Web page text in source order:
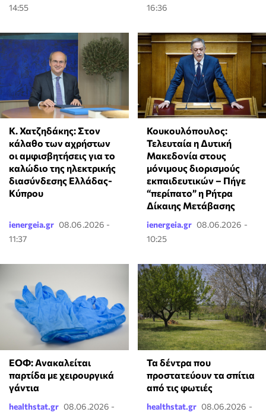
14:55
16:36
Κ. Χατζηδάκης: Στον
κάλαθο των αχρήστων
οι αμφισβητήσεις για το
καλώδιο της ηλεκτρικής
διασύνδεσης Ελλάδας-
Κύπρου
ienergeia.gr 08.06.2026 -
11:37
Κουκουλόπουλος:
Τελευταία η Δυτική
Μακεδονία στους
μόνιμους διορισμούς
εκπαιδευτικών – Πήγε
“περίπατο” η Ρήτρα
Δίκαιης Μετάβασης
ienergeia.gr 08.06.2026 -
10:25
ΕΟΦ: Ανακαλείται
παρτίδα με χειρουργικά
γάντια
healthstat.gr 08.06.2026 -
Τα δέντρα που
προστατεύουν τα σπίτια
από τις φωτιές
healthstat.gr 08.06.2026 -